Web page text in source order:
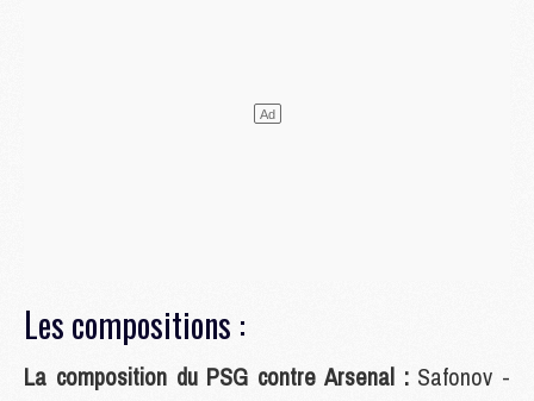
Les compositions :
La composition du PSG contre Arsenal : Safonov -